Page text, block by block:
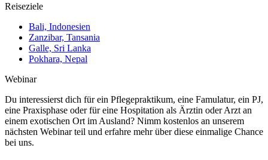
Reiseziele
Bali, Indonesien
Zanzibar, Tansania
Galle, Sri Lanka
Pokhara, Nepal
Webinar
Du interessierst dich für ein Pflegepraktikum, eine Famulatur, ein PJ,
eine Praxisphase oder für eine Hospitation als Ärztin oder Arzt an
einem exotischen Ort im Ausland? Nimm kostenlos an unserem
nächsten Webinar teil und erfahre mehr über diese einmalige Chance
bei uns.